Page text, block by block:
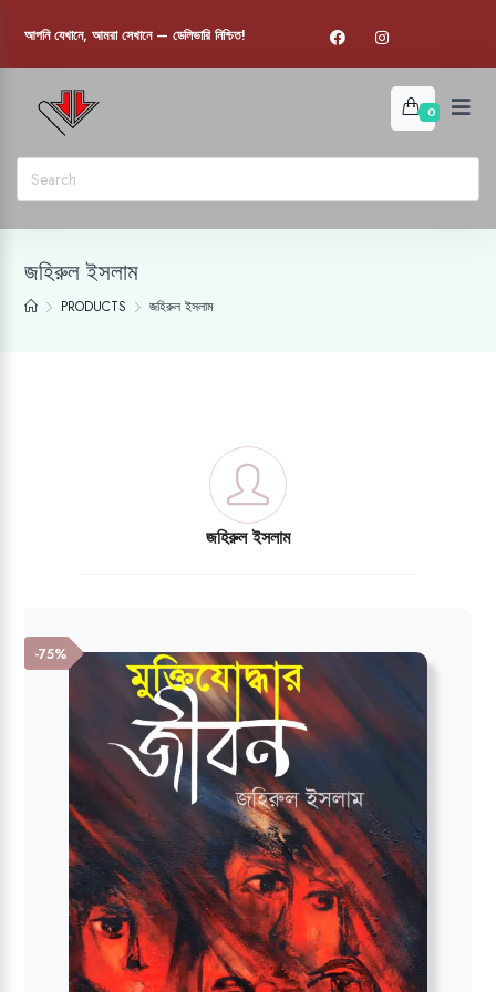
আপনি যেখানে, আমরা সেখানে — ডেলিভারি নিশ্চিত!
0
জহিরুল ইসলাম
PRODUCTS জহিরুল ইসলাম
জহিরুল ইসলাম
-75%